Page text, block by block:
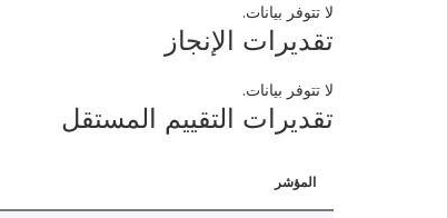
لا تتوفر بيانات.
تقديرات الإنجاز
لا تتوفر بيانات.
تقديرات التقييم المستقل
المؤشر